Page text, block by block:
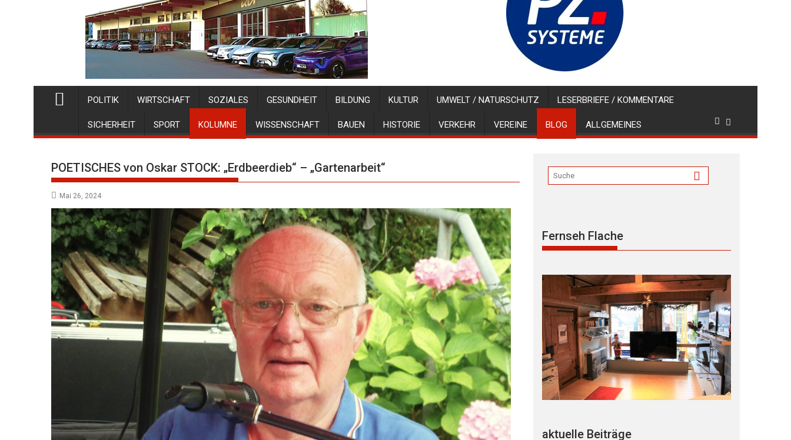
POLITIK WIRTSCHAFT SOZIALES GESUNDHEIT BILDUNG KULTUR UMWELT / NATURSCHUTZ LESERBRIEFE / KOMMENTARE
SICHERHEIT SPORT KOLUMNE WISSENSCHAFT BAUEN HISTORIE VERKEHR VEREINE BLOG ALLGEMEINES
POETISCHES von Oskar STOCK: „Erdbeerdieb“ – „Gartenarbeit“
Mai 26, 2024
Fernseh Flache
aktuelle Beiträge